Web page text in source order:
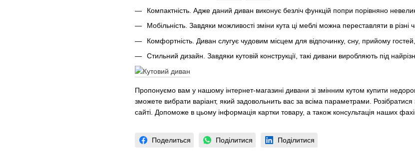
Компактність. Адже даний диван виконує безліч функцій попри порівняно
Мобільність. Завдяки можливості зміни кута ці меблі можна переставляти в різні
Комфортність. Диван слугує чудовим місцем для відпочинку, сну, прийому
Стильний дизайн. Завдяки кутовій конструкції, такі дивани виробляють під
Пропонуємо вам у нашому інтернет-магазині дивани зі змінним кутом купити
зможете вибрати варіант, який задовольнить вас за всіма параметрами.
сайті. Допоможе в цьому інформація картки товару, а також консультація наших
Поделиться Поділитися Поділитися